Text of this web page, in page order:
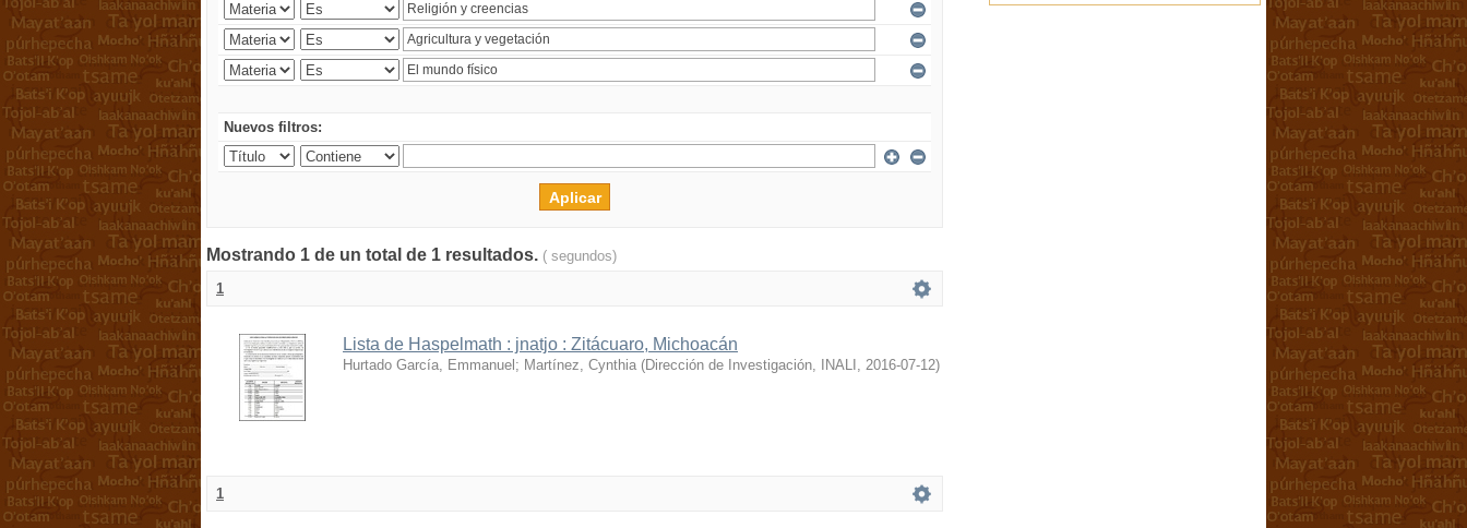
Nuevos filtros:
Mostrando 1 de un total de 1 resultados. ( segundos)
1
Lista de Haspelmath : jnatjo : Zitácuaro, Michoacán
Hurtado García, Emmanuel ; Martínez, Cynthia (Dirección de Investigación, INALI , 2016-07-12)
1